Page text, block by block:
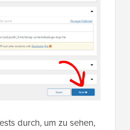
durch, um zu sehen,